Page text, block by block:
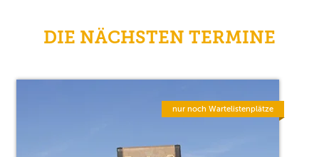
DIE NÄCHSTEN TERMINE
nur noch Wartelistenplätze